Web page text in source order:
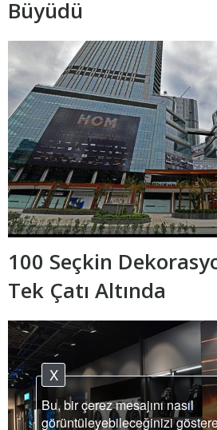
Büyüdü
100 Seçkin
Tek Çatı Altında
Bu, bir çerez mesajını nasıl
görüntüleyebileceğinizi
X